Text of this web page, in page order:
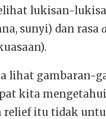
lukisan-
sunyi) dan rasa
lihat gambaran-
kita
relief itu tidak